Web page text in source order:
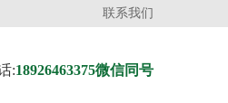
联系我们
:18926463375微信同号